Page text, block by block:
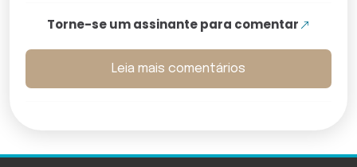
Torne-se um assinante para comentar
Leia mais comentários